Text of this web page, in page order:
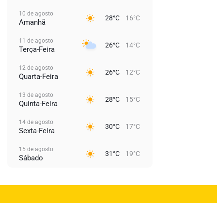
10 de agosto
Amanhã 28°C 16°C
11 de agosto
Terça-Feira 26°C 14°C
12 de agosto
Quarta-Feira 26°C 12°C
13 de agosto
Quinta-Feira 28°C 15°C
14 de agosto
Sexta-Feira 30°C 17°C
15 de agosto
Sábado 31°C 19°C